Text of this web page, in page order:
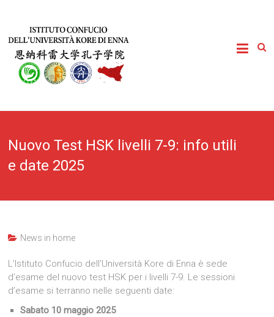
Nuovo Test HSK livelli 7-9: info utili
e date 2025
News in home
L’Istituto Confucio dell’Università Kore di Enna è sede
d’esame del nuovo test HSK per i livelli 7-9. Le sessioni
d’esame si terranno nelle seguenti date:
Sabato 10 maggio 2025